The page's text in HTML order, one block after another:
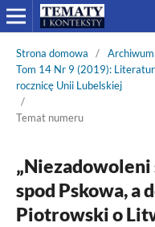
Strona domowa / Archiwum
Tom 14 Nr 9 (2019):
rocznicę Unii Lubelskiej
/
Temat numeru
„Niezadowoleni
spod Pskowa, a
Piotrowski o